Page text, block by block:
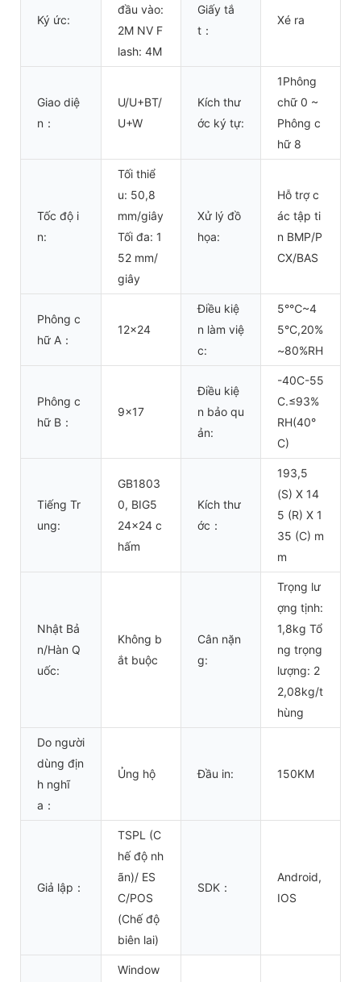
Ký ức:
đầu vào:
2M NV F
lash: 4M
Giấy tắ
t：
Xé ra
Giao diệ
n：
U/U+BT/
U+W
Kích thư
ớc ký tự:
1Phông
chữ 0 ~
Phông c
hữ 8
Tốc độ i
n:
Tối thiể
u: 50,8
mm/giây
Tối đa: 1
52 mm/
giây
Xử lý đồ
họa:
Hỗ trợ c
ác tập ti
n BMP/P
CX/BAS
Phông c
hữ A：
12x24
Điều kiệ
n làm việ
c:
5°℃~4
5°C,20%
~80%RH
Phông c
hữ B：
9x17
Điều kiệ
n bảo qu
ản:
-40C-55
C.≤93%
RH(40°
C)
Tiếng Tr
ung:
GB1803
0, BIG5
24x24 c
hấm
Kích thư
ớc：
193,5
(S) X 14
5 (R) X 1
35 (C) m
m
Nhật Bả
n/Hàn Q
uốc:
Không b
ắt buộc
Cân nặn
g:
Trọng lư
ợng tịnh:
1,8kg Tổ
ng trọng
lượng: 2
2,08kg/t
hùng
Do người
dùng địn
h nghĩ
a：
Ủng hộ Đầu in: 150KM
Giả lập：
TSPL (C
hế độ nh
ãn)/ ES
C/POS
(Chế độ
biên lai)
SDK：
Android,
IOS
Window